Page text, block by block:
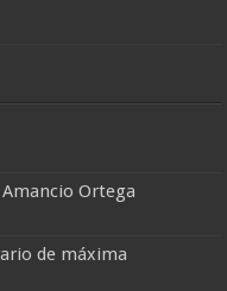
Ortega
de máxima